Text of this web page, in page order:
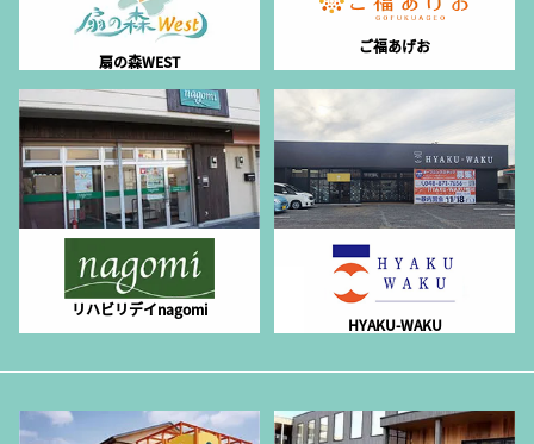
扇の森WEST
ご福あげお
リハビリデイnagomi
HYAKU-WAKU